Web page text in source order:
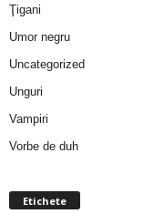
Ţigani
Umor negru
Uncategorized
Unguri
Vampiri
Vorbe de duh
Etichete